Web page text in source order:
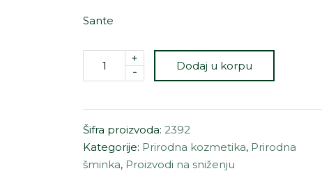
Sante
-
+
Dodaj u korpu
Šifra proizvoda:2392
Kategorije: Prirodna kozmetika, Prirodna
šminka, Proizvodi na sniženju